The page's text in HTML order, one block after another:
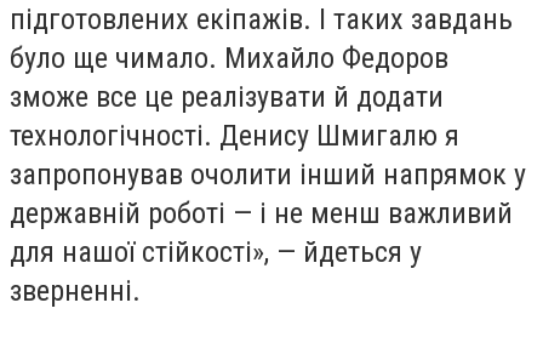
підготовлених екіпажів. І таких завдань
було ще чимало. Михайло Федоров
зможе все це реалізувати й додати
технологічності. Денису Шмигалю я
запропонував очолити інший напрямок у
державній роботі — і не менш важливий
для нашої стійкості», — йдеться у
зверненні.